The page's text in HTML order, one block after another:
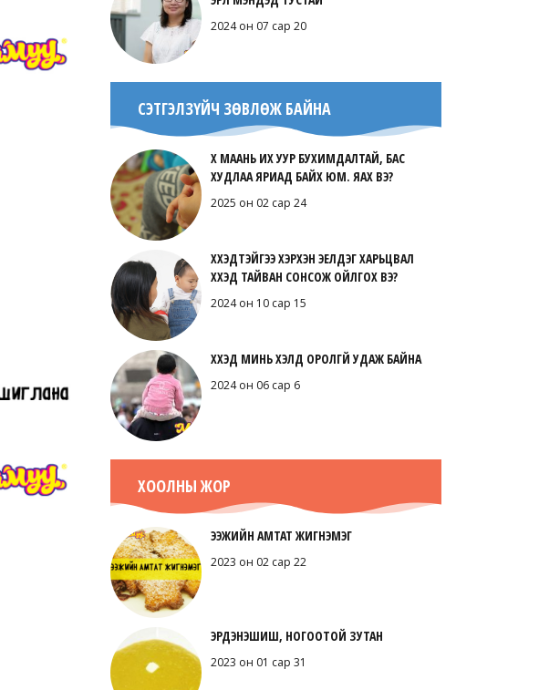
2024 он 07 сар 20
СЭТГЭЛЗҮЙЧ ЗӨВЛӨЖ БАЙНА
ХҮҮ МААНЬ ИХ УУР БУХИМДАЛТАЙ, БАС
ХУДЛАА ЯРИАД БАЙХ ЮМ. ЯАХ ВЭ?
2025 он 02 сар 24
ХҮҮХЭДТЭЙГЭЭ ХЭРХЭН ЭЕЛДЭГ ХАРЬЦВАЛ
ХҮҮХЭД ТАЙВАН СОНСОЖ ОЙЛГОХ ВЭ?
2024 он 10 сар 15
ХҮҮХЭД МИНЬ ХЭЛД ОРОЛГҮЙ УДАЖ БАЙНА
2024 он 06 сар 6
ХООЛНЫ ЖОР
ЭЭЖИЙН АМТАТ ЖИГНЭМЭГ
2023 он 02 сар 22
ЭРДЭНЭШИШ, НОГООТОЙ ЗУТАН
2023 он 01 сар 31